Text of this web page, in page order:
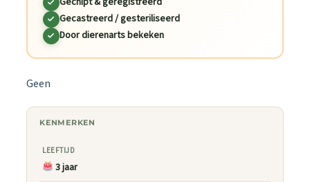
Gecastreerd / gesteriliseerd
Door dierenarts bekeken
Geen
KENMERKEN
LEEFTIJD
3 jaar